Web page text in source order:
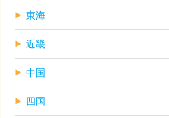
東海
近畿
中国
四国